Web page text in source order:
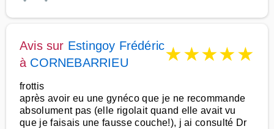
Avis sur Estingoy Frédéric
à CORNEBARRIEU ★★★★★
frottis
après avoir eu une gynéco que je ne recommande
absolument pas (elle rigolait quand elle avait vu
que je faisais une fausse couche!), j ai consulté Dr